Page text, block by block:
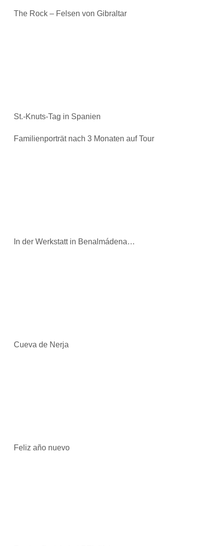
The Rock – Felsen von Gibraltar
St.-Knuts-Tag in Spanien
Familienporträt nach 3 Monaten auf Tour
In der Werkstatt in Benalmádena…
Cueva de Nerja
Feliz año nuevo